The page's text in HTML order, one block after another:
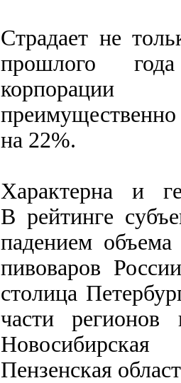
Страдает не
прошлого
корпорации
на 22%.
Характерна и
В рейтинге
падением
пивоваров
столица
части регионов
Пензенская